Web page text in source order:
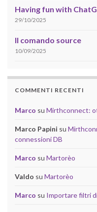
Having fun with
29/10/2025
Il comando source
10/09/2025
COMMENTI RECENTI
Marco su Mirthconnect:
Marco Papini su
connessioni DB
Marco su Martorèo
Valdo su Martorèo
Marco su Importare filtri